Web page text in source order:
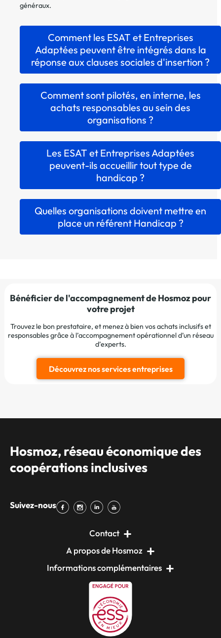
généraux.
Comment les ESAT et Entreprises
Adaptées peuvent être intégrés dans la
réponse aux clauses sociales d'insertion ?
Comment sont pilotés, en interne, les
achats responsables au sein des
organisations ?
Les ESAT et Entreprises Adaptées
peuvent-ils accueillir tout type de
handicap ?
Quelles organisations doivent mettre en
place un référent Handicap ?
Bénéficier de l'accompagnement de Hosmoz pour
votre projet
Trouvez le bon prestataire, et menez à bien vos achats inclusifs et
responsables grâce à l’accompagnement opérationnel d’un réseau
d’experts.
Découvrez nos services entreprises
Hosmoz, réseau économique des
coopérations inclusives
Suivez-nous
Contact
A propos de Hosmoz
Informations complémentaires